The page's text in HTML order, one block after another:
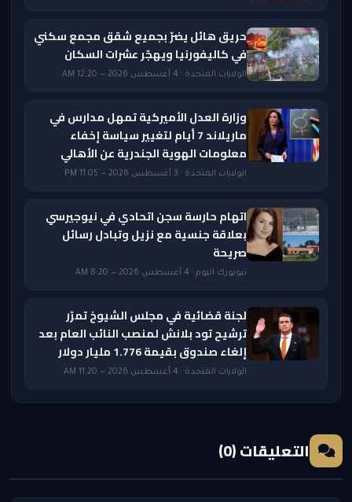
حريق هائل يضرّ بجميع شقق مجمع سكني
في كاليفورنيا ويهجّر عشرات السكان
الولايات المتحدة · 4 أغسطس 2026 — 12:20 AM
وزارة العدل الأميركية تمهل مدارس في
ماريلاند 7 أيام لتغيير سياسة إخفاء
معلومات الهوية الجندرية عن الأهالي
الولايات المتحدة · 3 أغسطس 2026 — 11:05 PM
اتهام حارسة سجن اتحادي في نيوجيرسي
بعلاقة جنسية مع نزيل وتبادل رسائل
صريحة
نيويورك اليوم · 4 أغسطس 2026 — 8:20 AM
لجنة قضائية في مجلس الشيوخ تمرّر
ترشيح تود بلانش لمنصب النائب العام بعد
إلغاء صندوق بقيمة 1.776 مليار دولار
الولايات المتحدة · 4 أغسطس 2026 — 11:20 AM
التعليقات (0)